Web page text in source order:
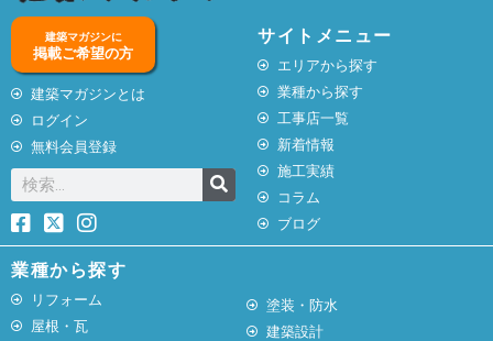
建築マガジンに
掲載ご希望の方
建築マガジンとは
ログイン
無料会員登録
サイトメニュー
エリアから探す
業種から探す
工事店一覧
新着情報
施工実績
コラム
ブログ
業種から探す
リフォーム
屋根・瓦
塗装・防水
建築設計